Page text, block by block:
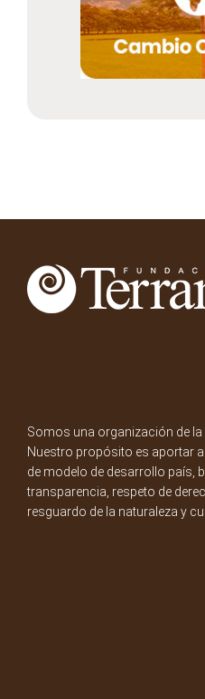
Somos una organización de la
Nuestro propósito es aportar
de modelo de desarrollo país,
transparencia, respeto de
resguardo de la naturaleza y